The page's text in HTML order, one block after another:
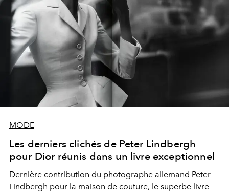
MODE
Les derniers clichés de Peter Lindbergh
pour Dior réunis dans un livre exceptionnel
Dernière contribution du photographe allemand Peter
Lindbergh pour la maison de couture, le superbe livre